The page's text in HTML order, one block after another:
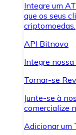
Integre um
que os seus
criptomoedas.
API Bitnovo
Integre
Tornar-se
Junte-se à
comercialize
Adicionar um